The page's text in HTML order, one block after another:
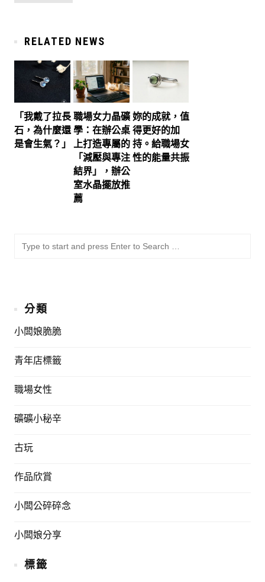
RELATED NEWS
「我戴了拉長
石，為什麼還
是會生氣？」
職場女力晶礦
學：在辦公桌
上打造專屬的
「減壓與專注
結界」，辦公
室水晶擺放推
薦
妳的成就，值
得更好的加
持。給職場女
性的能量共振
分類
小闆娘脆脆
青年店標籤
職場女性
礦礦小秘辛
古玩
作品欣賞
小闆公碎碎念
小闆娘分享
標籤